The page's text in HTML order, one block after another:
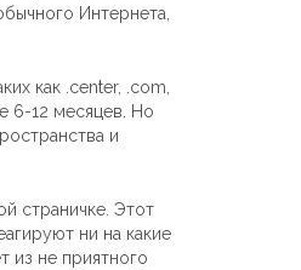
Интернета,
как .center, .com,
6-12 месяцев. Но
и
страничке. Этот
ни на какие
из не приятного